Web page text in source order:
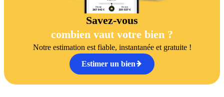
Savez-vous
combien vaut votre bien ?
Notre estimation est fiable, instantanée et gratuite !
Estimer un bien